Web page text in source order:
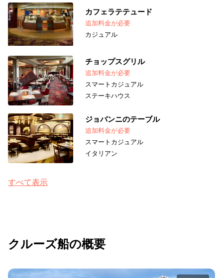
カフェラテテュード
追加料金が必要
カジュアル
チョップスグリル
追加料金が必要
スマートカジュアル
ステーキハウス
ジョバンニのテーブル
追加料金が必要
スマートカジュアル
イタリアン
すべて表示
クルーズ船の概要